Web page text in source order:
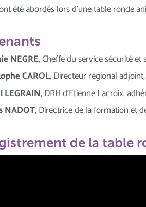
été abordés lors d'une table ronde
NEGRE, Cheffe du service sécurité et
CAROL, Directeur régional
LEGRAIN, DRH d’Etienne Lacroix,
NADOT, Directrice de la formation et
de la table